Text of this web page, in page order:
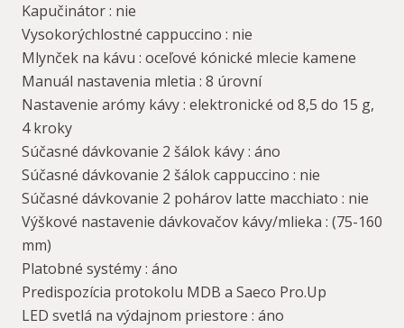
Kapučinátor : nie
Vysokorýchlostné cappuccino : nie
Mlynček na kávu : oceľové kónické mlecie kamene
Manuál nastavenia mletia : 8 úrovní
Nastavenie arómy kávy : elektronické od 8,5 do 15 g,
4 kroky
Súčasné dávkovanie 2 šálok kávy : áno
Súčasné dávkovanie 2 šálok cappuccino : nie
Súčasné dávkovanie 2 pohárov latte macchiato : nie
Výškové nastavenie dávkovačov kávy/mlieka : (75-160
mm)
Platobné systémy : áno
Predispozícia protokolu MDB a Saeco Pro.Up
LED svetlá na výdajnom priestore : áno